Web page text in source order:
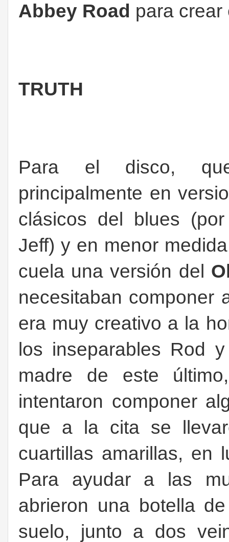
Abbey Road para crear
TRUTH
Para el disco,
principalmente en
clásicos del blues
Jeff) y en menor
cuela una versión del
necesitaban componer
era muy creativo a la
los inseparables Rod
madre de este
intentaron componer
que a la cita se
cuartillas amarillas, en
Para ayudar a las
abrieron una botella
suelo, junto a dos